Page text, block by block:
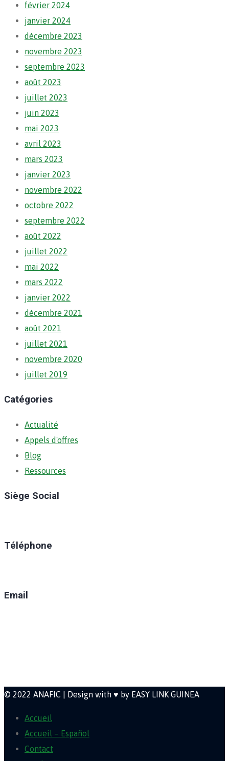
février 2024
janvier 2024
décembre 2023
novembre 2023
septembre 2023
août 2023
juillet 2023
juin 2023
mai 2023
avril 2023
mars 2023
janvier 2023
novembre 2022
octobre 2022
septembre 2022
août 2022
juillet 2022
mai 2022
mars 2022
janvier 2022
décembre 2021
août 2021
juillet 2021
novembre 2020
juillet 2019
Catégories
Actualité
Appels d'offres
Blog
Ressources
Siège Social
Téléphone
Email
© 2022 ANAFIC | Design with ♥ by EASY LINK GUINEA
Accueil
Accueil – Español
Contact